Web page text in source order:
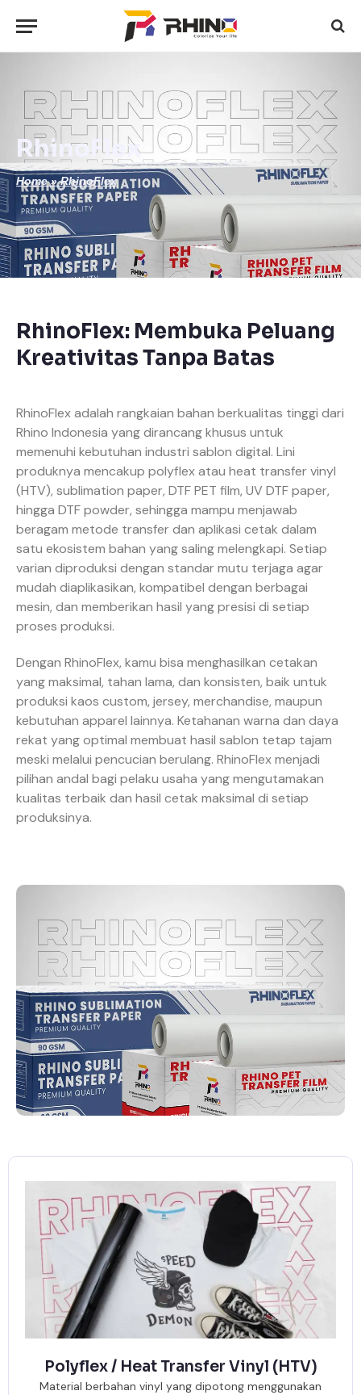
RhinoFlex
Home»RhinoFlex
RhinoFlex: Membuka Peluang
Kreativitas Tanpa Batas
RhinoFlex adalah rangkaian bahan berkualitas tinggi dari
Rhino Indonesia yang dirancang khusus untuk
memenuhi kebutuhan industri sablon digital. Lini
produknya mencakup polyflex atau heat transfer vinyl
(HTV), sublimation paper, DTF PET film, UV DTF paper,
hingga DTF powder, sehingga mampu menjawab
beragam metode transfer dan aplikasi cetak dalam
satu ekosistem bahan yang saling melengkapi. Setiap
varian diproduksi dengan standar mutu terjaga agar
mudah diaplikasikan, kompatibel dengan berbagai
mesin, dan memberikan hasil yang presisi di setiap
proses produksi.
Dengan RhinoFlex, kamu bisa menghasilkan cetakan
yang maksimal, tahan lama, dan konsisten, baik untuk
produksi kaos custom, jersey, merchandise, maupun
kebutuhan apparel lainnya. Ketahanan warna dan daya
rekat yang optimal membuat hasil sablon tetap tajam
meski melalui pencucian berulang. RhinoFlex menjadi
pilihan andal bagi pelaku usaha yang mengutamakan
kualitas terbaik dan hasil cetak maksimal di setiap
produksinya.
Polyflex / Heat Transfer Vinyl (HTV)
Material berbahan vinyl yang dipotong menggunakan